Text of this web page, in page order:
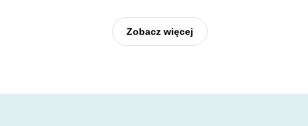
Zobacz więcej